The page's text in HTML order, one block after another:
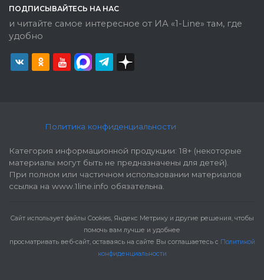
ПОДПИСЫВАЙТЕСЬ НА НАС
и читайте самое интересное от ИА «1-Line» там, где
удобно
Политика конфиденциальности
Категория информационной продукции: 18+ (некоторые
материалы могут быть не предназначены для детей).
При полном или частичном использовании материалов
ссылка на www.1line.info обязательна.
Cайт использует файлы Cookies, Яндекс Метрику и другие решения, чтобы
помочь вам лучше и удобнее
просматривать веб-сайт, оставаясь на сайте Вы соглашаетесь с Политикой
конфиденциальности